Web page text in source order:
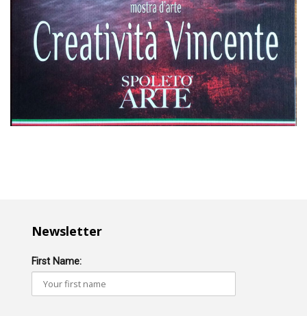
Newsletter
First Name: